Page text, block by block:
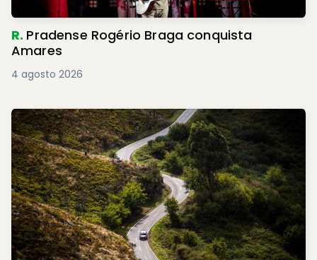
R. Pradense Rogério Braga conquista
Amares
4 agosto 2026